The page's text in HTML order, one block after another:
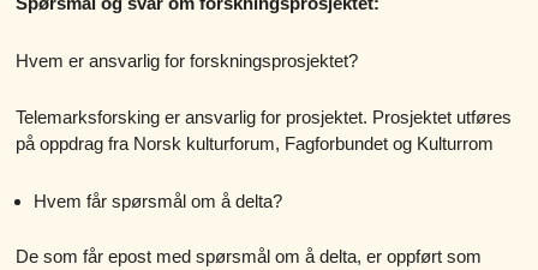
Hvem er ansvarlig for forskningsprosjektet?
Telemarksforsking er ansvarlig for prosjektet. Prosjektet utføres
på oppdrag fra Norsk kulturforum, Fagforbundet og Kulturrom
Hvem får spørsmål om å delta?
De som får epost med spørsmål om å delta, er oppført som